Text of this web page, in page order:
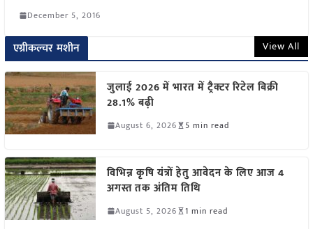
December 5, 2016
एग्रीकल्चर मशीन View All
जुलाई 2026 में भारत में ट्रैक्टर रिटेल बिक्री
28.1% बढ़ी
August 6, 2026 5 min read
विभिन्न कृषि यंत्रों हेतु आवेदन के लिए आज 4
अगस्त तक अंतिम तिथि
August 5, 2026 1 min read